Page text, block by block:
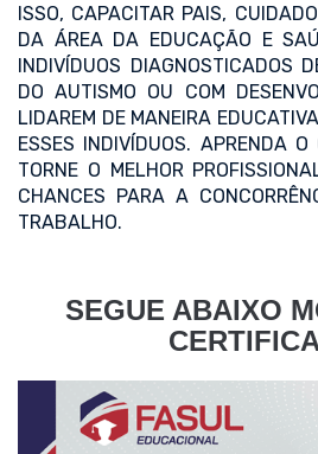
ISSO, CAPACITAR PAIS,
DA ÁREA DA EDUCAÇÃO E
INDIVÍDUOS DIAGNOSTICADOS
DO AUTISMO OU COM
LIDAREM DE MANEIRA
ESSES INDIVÍDUOS. APRENDA
TORNE O MELHOR
CHANCES PARA A
TRABALHO.
SEGUE ABAIXO